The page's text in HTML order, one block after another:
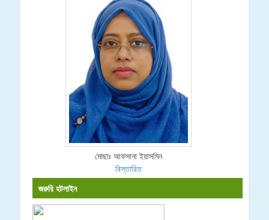
মোছাঃ আফসানা ইয়াসমিন
বিস্তারিত
জরুরি হটলাইন